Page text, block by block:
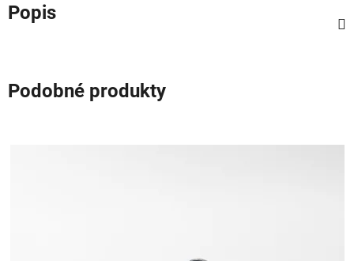
Popis
Podobné produkty